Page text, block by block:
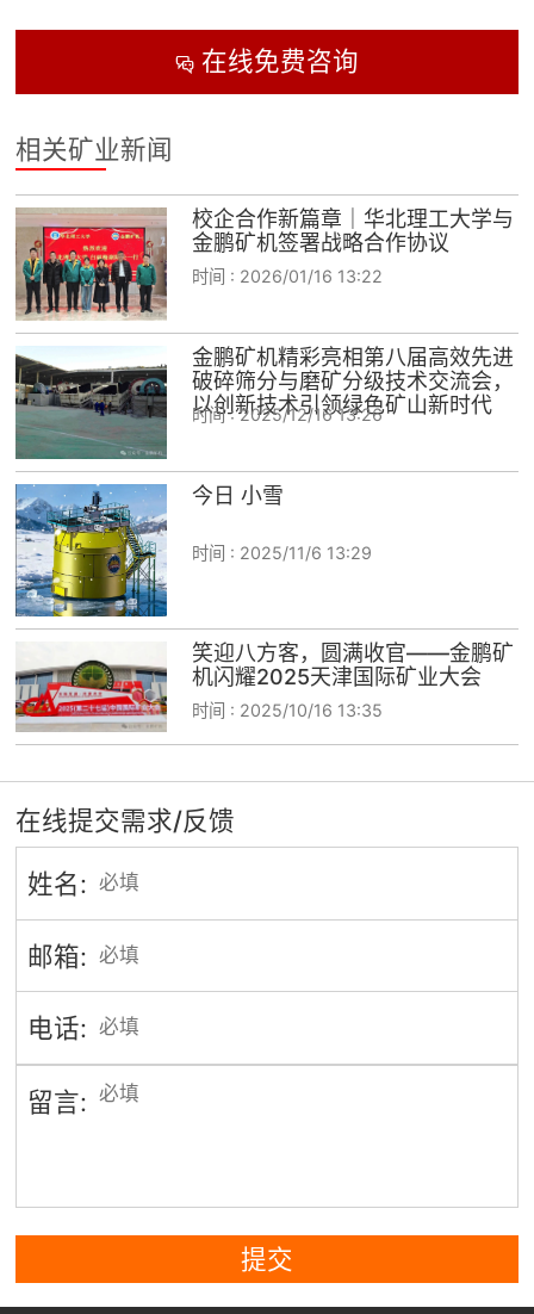
在线免费咨询
相关矿业新闻
校企合作新篇章｜华北理工大学与
金鹏矿机签署战略合作协议
时间 : 2026/01/16 13:22
金鹏矿机精彩亮相第八届高效先进
破碎筛分与磨矿分级技术交流会，
以创新技术引领绿色矿山新时代
时间 :2025/12/16 13:26
今日 小雪
时间 : 2025/11/6 13:29
笑迎八方客，圆满收官——金鹏矿
机闪耀2025天津国际矿业大会
时间 : 2025/10/16 13:35
在线提交需求/反馈
姓名:
邮箱:
电话:
留言:
提交